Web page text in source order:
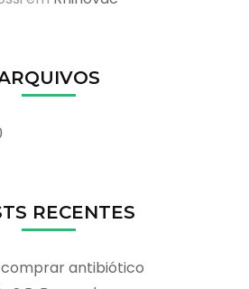
RECENTES
comprar antibiótico